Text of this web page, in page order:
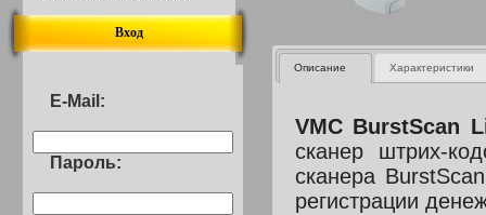
Описание Xарактеристики
VMC BurstScan
сканер штрих-
сканера
регистрации
Вход
E-Mail:
Пароль: